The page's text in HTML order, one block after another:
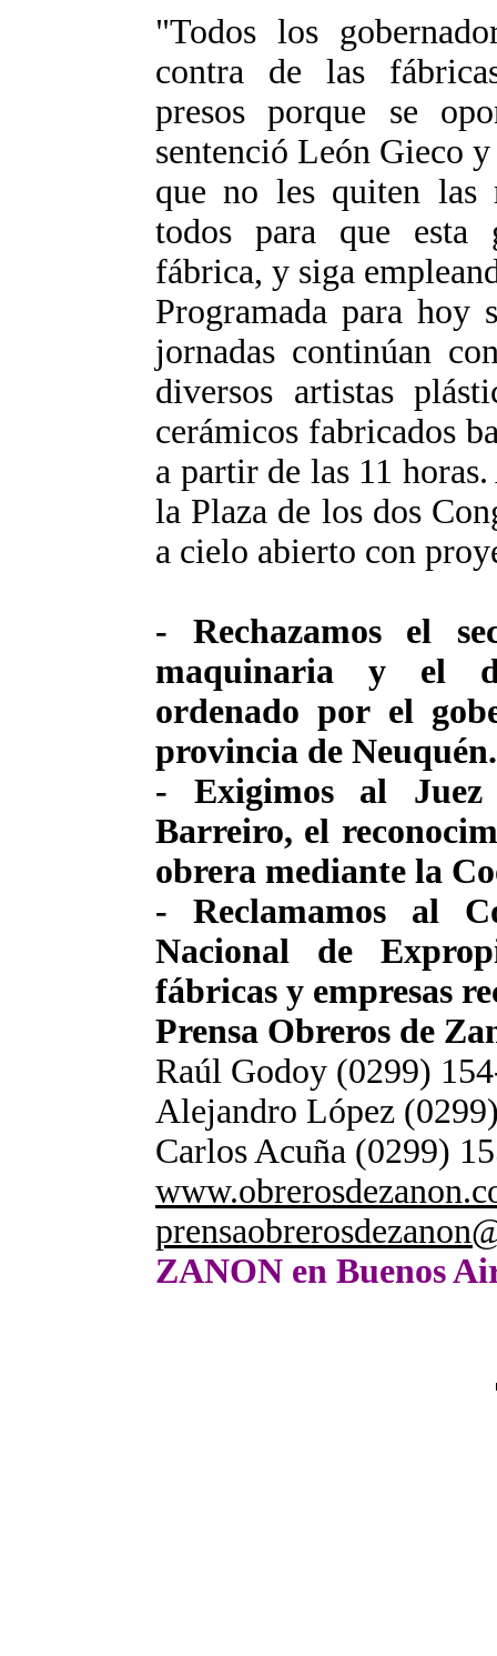
"Todos los
contra de las
presos porque se
sentenció León Gieco
que no les quiten las
todos para que esta
fábrica, y siga
Programada para hoy
jornadas continúan
diversos artistas
cerámicos fabricados
a partir de las 11
la Plaza de los dos
a cielo abierto con
- Rechazamos el
maquinaria y el
ordenado por el
provincia de Neuquén.
- Exigimos al Juez
Barreiro, el
obrera mediante la
- Reclamamos al
Nacional de
fábricas y empresas
Prensa Obreros de
Raúl Godoy (0299)
Alejandro López
Carlos Acuña (0299)
ZANON en Buenos